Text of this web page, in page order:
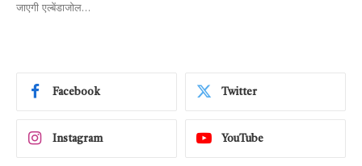
जाएगी एल्बेंडाजोल…
Facebook Twitter
Instagram YouTube